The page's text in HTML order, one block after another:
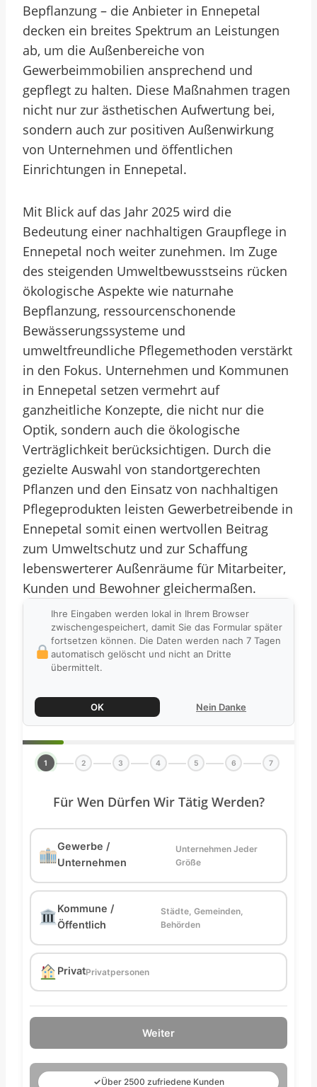
Bepflanzung – die Anbieter in Ennepetal
decken ein breites Spektrum an Leistungen
ab, um die Außenbereiche von
Gewerbeimmobilien ansprechend und
gepflegt zu halten. Diese Maßnahmen tragen
nicht nur zur ästhetischen Aufwertung bei,
sondern auch zur positiven Außenwirkung
von Unternehmen und öffentlichen
Einrichtungen in Ennepetal.
Mit Blick auf das Jahr 2025 wird die
Bedeutung einer nachhaltigen Graupflege in
Ennepetal noch weiter zunehmen. Im Zuge
des steigenden Umweltbewusstseins rücken
ökologische Aspekte wie naturnahe
Bepflanzung, ressourcenschonende
Bewässerungssysteme und
umweltfreundliche Pflegemethoden verstärkt
in den Fokus. Unternehmen und Kommunen
in Ennepetal setzen vermehrt auf
ganzheitliche Konzepte, die nicht nur die
Optik, sondern auch die ökologische
Verträglichkeit berücksichtigen. Durch die
gezielte Auswahl von standortgerechten
Pflanzen und den Einsatz von nachhaltigen
Pflegeprodukten leisten Gewerbetreibende in
Ennepetal somit einen wertvollen Beitrag
zum Umweltschutz und zur Schaffung
lebenswerterer Außenräume für Mitarbeiter,
Kunden und Bewohner gleichermaßen.
Ihre Eingaben werden lokal in Ihrem Browser
zwischengespeichert, damit Sie das Formular später
fortsetzen können. Die Daten werden nach 7 Tagen
automatisch gelöscht und nicht an Dritte
übermittelt.
OK Nein Danke
1 2 3 4 5 6 7
Für Wen Dürfen Wir Tätig Werden?
Gewerbe /
Unternehmen
Unternehmen Jeder
Größe
Kommune /
Öffentlich
Städte, Gemeinden,
Behörden
PrivatPrivatpersonen
Weiter
✓Über 2500 zufriedene Kunden